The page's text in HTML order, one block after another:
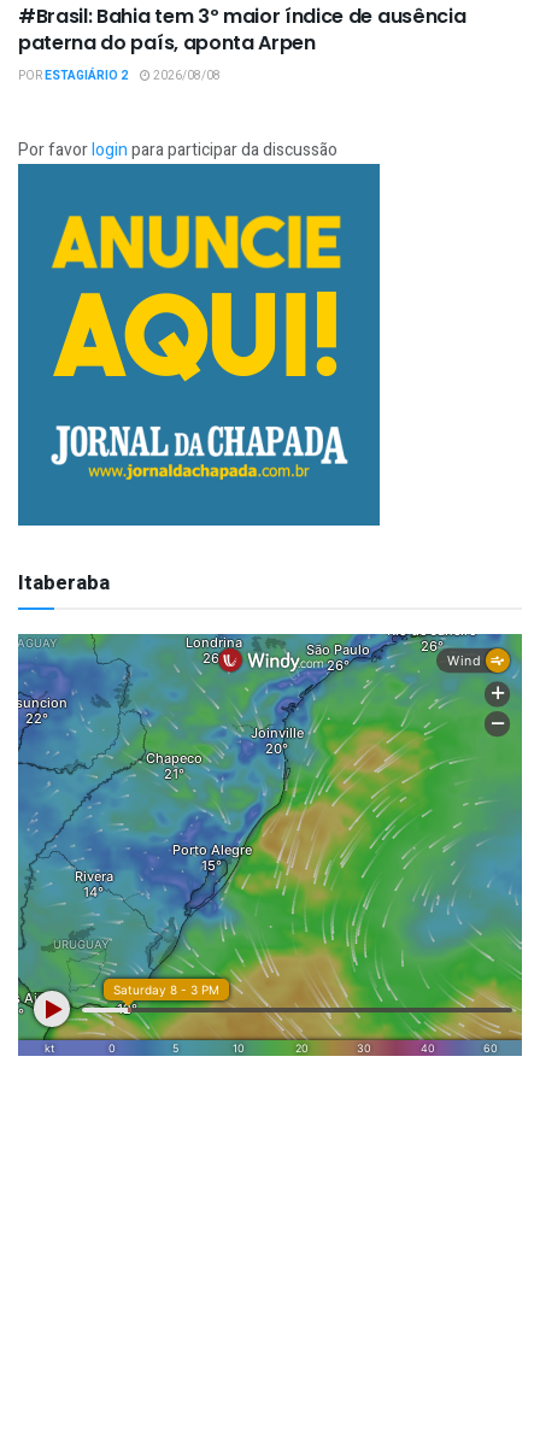
#Brasil: Bahia tem 3º maior índice de ausência
paterna do país, aponta Arpen
PORESTAGIÁRIO 2 2026/08/08
Por favorloginpara participar da discussão
Itaberaba